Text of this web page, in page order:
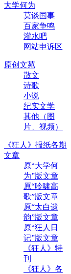
大学何为
莫谈国事
百家争鸣
灌水吧
网站申诉区
原创文苑
散文
诗歌
小说
纪实文学
其他（图
片、视频）
《狂人》报纸各期
文章
原“大学何
为”版文章
原“呤啸高
歌”版文章
原“太白遗
韵”版文章
原“狂人日
记”版文章
《狂人》特
刊
《狂人》各